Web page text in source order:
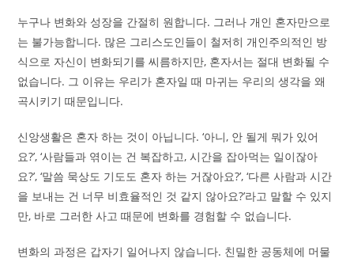
누구나 변화와 성장을 간절히 원합니다. 그러나 개인 혼자만으로
는 불가능합니다. 많은 그리스도인들이 철저히 개인주의적인 방
식으로 자신이 변화되기를 씨름하지만, 혼자서는 절대 변화될 수
없습니다. 그 이유는 우리가 혼자일 때 마귀는 우리의 생각을 왜
곡시키기 때문입니다.
신앙생활은 혼자 하는 것이 아닙니다. ‘아니, 안 될게 뭐가 있어
요?’, ‘사람들과 엮이는 건 복잡하고, 시간을 잡아먹는 일이잖아
요?’, ‘말씀 묵상도 기도도 혼자 하는 거잖아요?’, ‘다른 사람과 시간
을 보내는 건 너무 비효율적인 것 같지 않아요?’라고 말할 수 있지
만, 바로 그러한 사고 때문에 변화를 경험할 수 없습니다.
변화의 과정은 갑자기 일어나지 않습니다. 친밀한 공동체에 머물